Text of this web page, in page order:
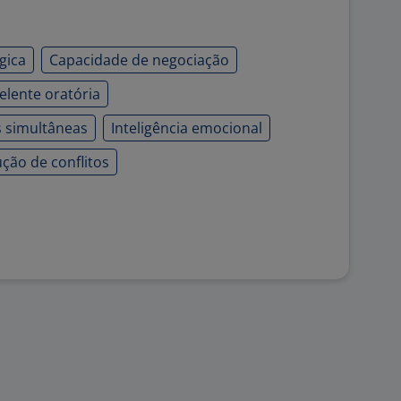
Capacidade de negociação
oratória
simultâneas
Inteligência emocional
de conflitos